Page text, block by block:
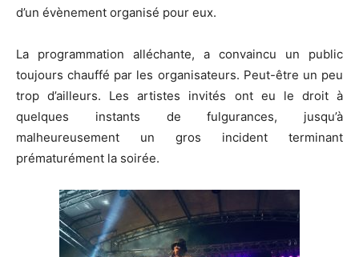
d’un évènement organisé pour eux.
La programmation alléchante, a convaincu un public
toujours chauffé par les organisateurs. Peut-être un peu
trop d’ailleurs. Les artistes invités ont eu le droit à
quelques instants de fulgurances, jusqu’à
malheureusement un gros incident terminant
prématurément la soirée.